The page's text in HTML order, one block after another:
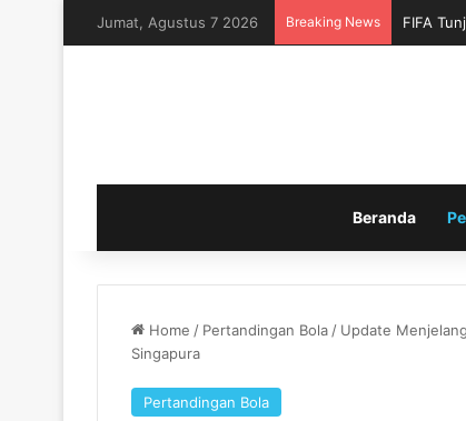
Jumat, Agustus 7 2026 Breaking News FIFA
Beranda
Home / Pertandingan Bola / Update
Singapura
Pertandingan Bola